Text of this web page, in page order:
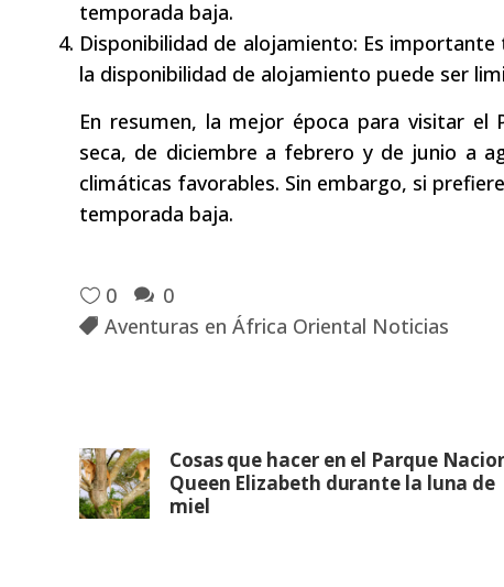
temporada baja.
Disponibilidad de alojamiento: Es
la disponibilidad de alojamiento puede ser
En resumen, la mejor época para visitar el
seca, de diciembre a febrero y de junio a
climáticas favorables. Sin embargo, si
temporada baja.
0
0
Aventuras en África Oriental Noticias
Cosas que hacer en el Parque
Queen Elizabeth durante la luna de
miel